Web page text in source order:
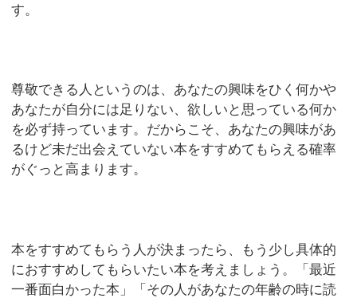
す。
尊敬できる人というのは、あなたの興味をひく何かや
あなたが自分には足りない、欲しいと思っている何か
を必ず持っています。だからこそ、あなたの興味があ
るけど未だ出会えていない本をすすめてもらえる確率
がぐっと高まります。
本をすすめてもらう人が決まったら、もう少し具体的
におすすめしてもらいたい本を考えましょう。「最近
一番面白かった本」「その人があなたの年齢の時に読